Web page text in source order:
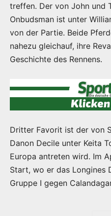
treffen. Der von John und
Onbudsman ist unter
von der Partie. Beide
nahezu gleichauf, ihre
Geschichte des Rennens.
Dritter Favorit ist der von
Danon Decile unter Keita
Europa antreten wird. Im
Start, wo er das Longines
Gruppe I gegen